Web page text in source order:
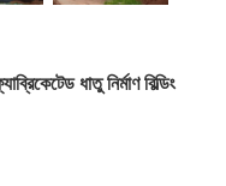
ধাতু নির্মাণ বিল্ডিং